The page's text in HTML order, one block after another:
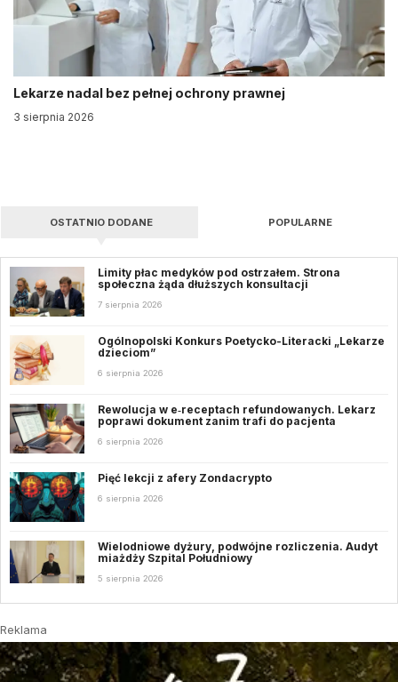
Lekarze nadal bez pełnej ochrony prawnej
3 sierpnia 2026
OSTATNIO DODANE POPULARNE
Limity płac medyków pod ostrzałem. Strona
społeczna żąda dłuższych konsultacji
7 sierpnia 2026
Ogólnopolski Konkurs Poetycko-Literacki „Lekarze
dzieciom”
6 sierpnia 2026
Rewolucja w e‑receptach refundowanych. Lekarz
poprawi dokument zanim trafi do pacjenta
6 sierpnia 2026
Pięć lekcji z afery Zondacrypto
6 sierpnia 2026
Wielodniowe dyżury, podwójne rozliczenia. Audyt
miażdży Szpital Południowy
5 sierpnia 2026
Reklama